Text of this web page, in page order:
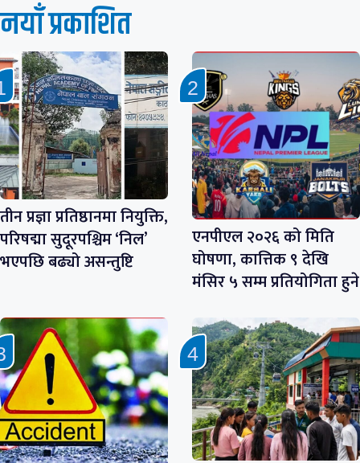
नयाँ प्रकाशित
तीन प्रज्ञा प्रतिष्ठानमा नियुक्ति,
परिषद्मा सुदूरपश्चिम ‘निल’
भएपछि बढ्यो असन्तुष्टि
एनपीएल २०२६ को मिति
घोषणा, कात्तिक ९ देखि
मंसिर ५ सम्म प्रतियोगिता हुने